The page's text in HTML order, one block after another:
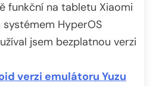
funkční na tabletu Xiaomi
HyperOS
jsem bezplatnou verzi
verzi emulátoru Yuzu